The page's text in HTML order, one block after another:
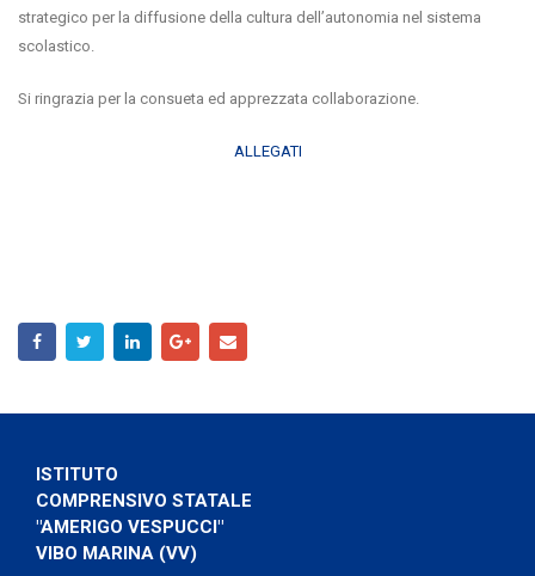
strategico per la diffusione della cultura dell’autonomia nel sistema
scolastico.
Si ringrazia per la consueta ed apprezzata collaborazione.
ALLEGATI
ISTITUTO
COMPRENSIVO STATALE
"AMERIGO VESPUCCI"
VIBO MARINA (VV)